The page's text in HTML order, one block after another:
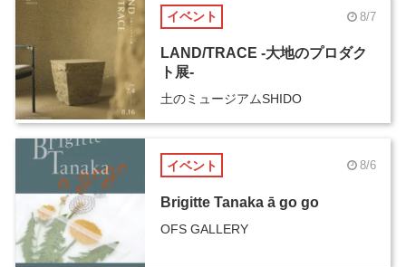
イベント 8/7
LAND/TRACE -大地のプロダク
ト展-
土のミュージアムSHIDO
イベント 8/6
Brigitte Tanaka ā go go
OFS GALLERY